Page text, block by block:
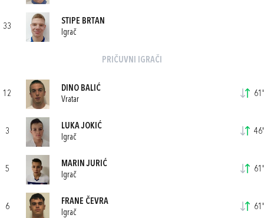
33
STIPE BRTAN
Igrač
PRIČUVNI IGRAČI
12
DINO BALIĆ
Vratar
61'
3
LUKA JOKIĆ
Igrač
46'
5
MARIN JURIĆ
Igrač
61'
6
FRANE ČEVRA
Igrač
61'